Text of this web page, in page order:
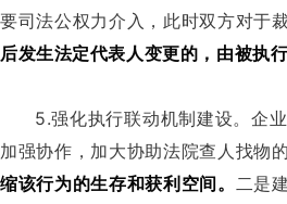
要司法公权力介入，此时双方对于
后发生法定代表人变更的，由被执
5.强化执行联动机制建设。企
加强协作，加大协助法院查人找物
缩该行为的生存和获利空间。 二是